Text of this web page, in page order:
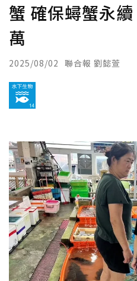
蟹 確保蟳蟹永
萬
2025/08/02 聯合報 劉懿萱